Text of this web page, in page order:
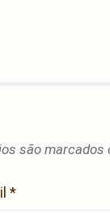
são marcados
*